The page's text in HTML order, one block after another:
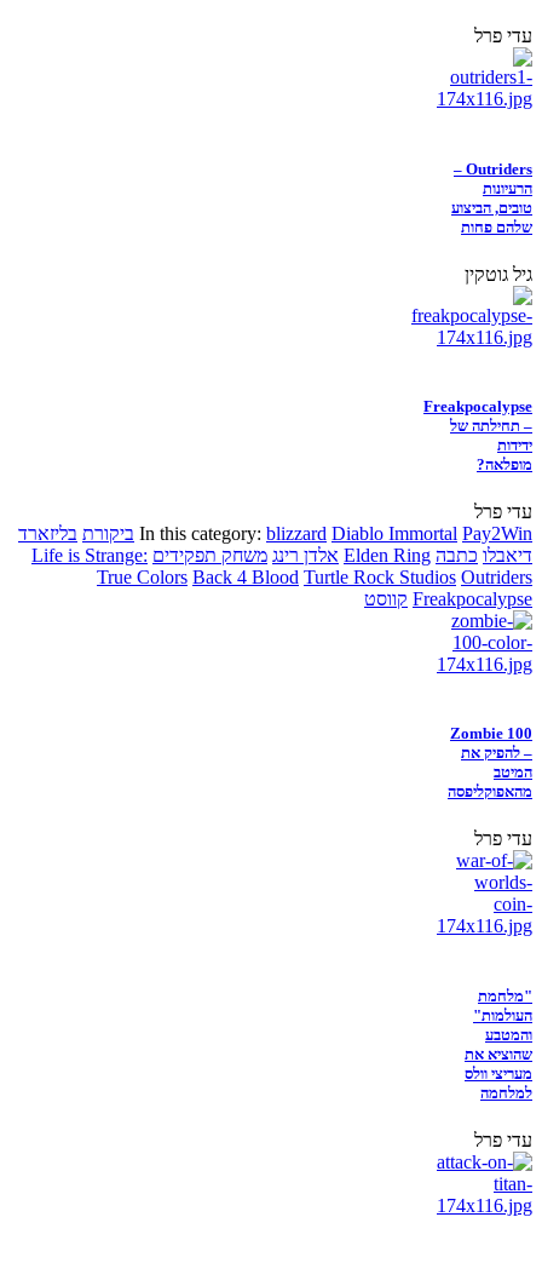
עדי פרל
Outriders –
הרעיונות
טובים, הביצוע
שלהם פחות
גיל גוטקין
Freakpocalypse
– תחילתה של
ידידות
מופלאה?
עדי פרל
In this category: blizzard Diablo Immortal Pay2Win ביקורת בליזארד
דיאבלו כתבה Elden Ring אלדן רינג משחק תפקידים Life is Strange:
True Colors Back 4 Blood Turtle Rock Studios Outriders
Freakpocalypse קווסט
Zombie 100
– להפיק את
המיטב
מהאפוקליפסה
עדי פרל
"מלחמת
העולמות"
והמטבע
שהוציא את
מעריצי וולס
למלחמה
עדי פרל